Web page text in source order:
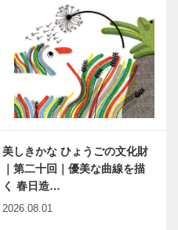
悪で仕事に取
り組む
神戸市医師会
が 阪神・淡
路大震災25
年 市民フォ
ーラム「感謝
と創造 ～そ
ウェスティン
ホテル淡路
ファンダイニ
美しきかな ひょうごの文化財
｜第二十回｜優美な曲線を描
く 春日造…
2026.08.01